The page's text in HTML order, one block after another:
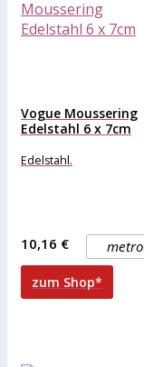
Vogue Moussering
Edelstahl 6 x 7cm
Edelstahl.
metro
10,16 €
zum Shop*